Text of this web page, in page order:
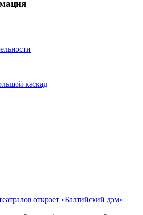
каскад
откроет «Балтийский дом»